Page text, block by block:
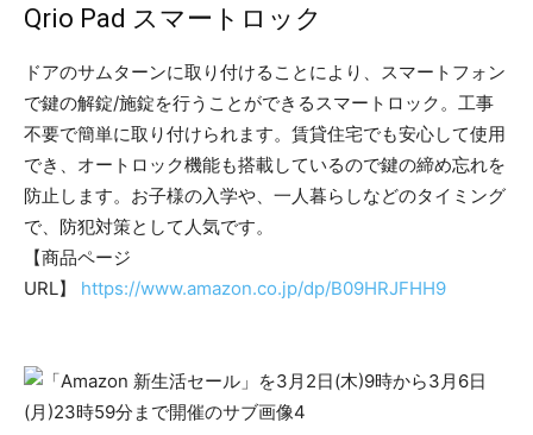
Qrio Pad スマートロック
ドアのサムターンに取り付けることにより、スマートフォン
で鍵の解錠/施錠を行うことができるスマートロック。工事
不要で簡単に取り付けられます。賃貸住宅でも安心して使用
でき、オートロック機能も搭載しているので鍵の締め忘れを
防止します。お子様の入学や、一人暮らしなどのタイミング
で、防犯対策として人気です。
【商品ページ
URL】 https://www.amazon.co.jp/dp/B09HRJFHH9